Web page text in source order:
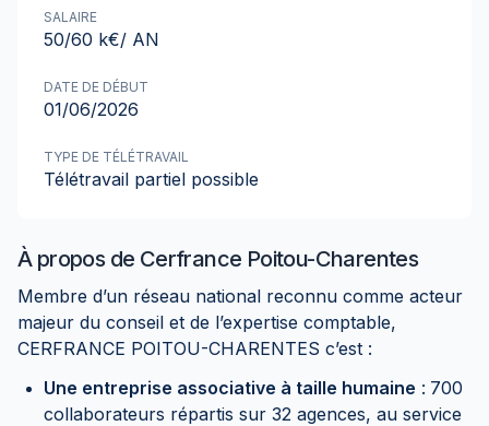
À propos de Cerfrance Poitou-Charentes
Membre d’un réseau national reconnu comme acteur
majeur du conseil et de l’expertise comptable,
CERFRANCE POITOU-CHARENTES c’est :
Une entreprise associative à taille humaine : 700
collaborateurs répartis sur 32 agences, au service
SALAIRE
50/60 k€/ AN
DATE DE DÉBUT
01/06/2026
TYPE DE TÉLÉTRAVAIL
Télétravail partiel possible